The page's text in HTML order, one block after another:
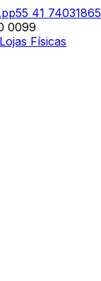
55 41 74031865
0099
Lojas Físicas